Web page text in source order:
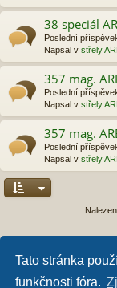
Tato stránka
funkčnosti fóra.
38 speciál
Poslední
Napsal v střely
357 mag.
Poslední
Napsal v střely
357 mag.
Poslední
Napsal v střely
Obsah fóra